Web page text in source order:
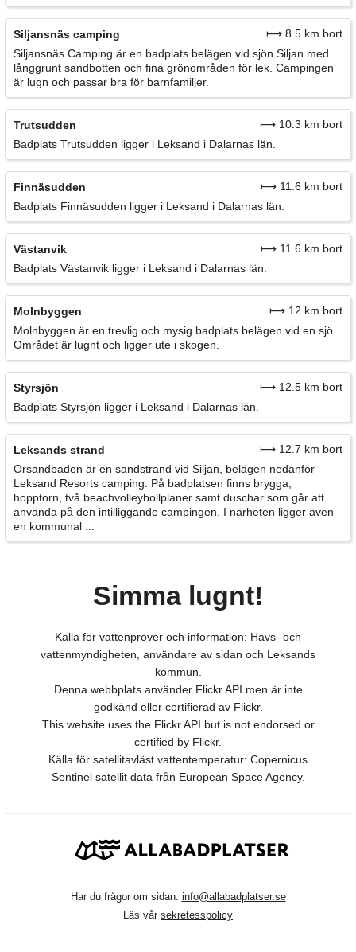
Siljansnäs camping
⟼ 8.5 km bort
Siljansnäs Camping är en badplats belägen vid sjön Siljan med
långgrunt sandbotten och fina grönområden för lek. Campingen
är lugn och passar bra för barnfamiljer.
Trutsudden
⟼ 10.3 km bort
Badplats Trutsudden ligger i Leksand i Dalarnas län.
Finnäsudden
⟼ 11.6 km bort
Badplats Finnäsudden ligger i Leksand i Dalarnas län.
Västanvik
⟼ 11.6 km bort
Badplats Västanvik ligger i Leksand i Dalarnas län.
Molnbyggen
⟼ 12 km bort
Molnbyggen är en trevlig och mysig badplats belägen vid en sjö.
Området är lugnt och ligger ute i skogen.
Styrsjön
⟼ 12.5 km bort
Badplats Styrsjön ligger i Leksand i Dalarnas län.
Leksands strand
⟼ 12.7 km bort
Orsandbaden är en sandstrand vid Siljan, belägen nedanför
Leksand Resorts camping. På badplatsen finns brygga,
hopptorn, två beachvolleybollplaner samt duschar som går att
använda på den intilliggande campingen. I närheten ligger även
en kommunal ...
Simma lugnt!
Källa för vattenprover och information: Havs- och
vattenmyndigheten, användare av sidan och Leksands
kommun.
Denna webbplats använder Flickr API men är inte
godkänd eller certifierad av Flickr.
This website uses the Flickr API but is not endorsed or
certified by Flickr.
Källa för satellitavläst vattentemperatur: Copernicus
Sentinel satellit data från European Space Agency.
Har du frågor om sidan: info@allabadplatser.se
Läs vår sekretesspolicy